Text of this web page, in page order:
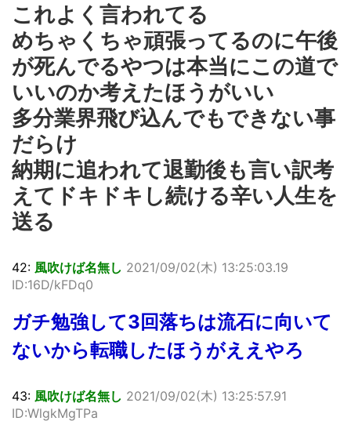
これよく言われてる
めちゃくちゃ頑張ってるのに午後
が死んでるやつは本当にこの道で
いいのか考えたほうがいい
多分業界飛び込んでもできない事
だらけ
納期に追われて退勤後も言い訳考
えてドキドキし続ける辛い人生を
送る
42: 風吹けば名無し 2021/09/02(木) 13:25:03.19
ID:16D/kFDq0
ガチ勉強して3回落ちは流石に向いて
ないから転職したほうがええやろ
43: 風吹けば名無し 2021/09/02(木) 13:25:57.91
ID:WlgkMgTPa